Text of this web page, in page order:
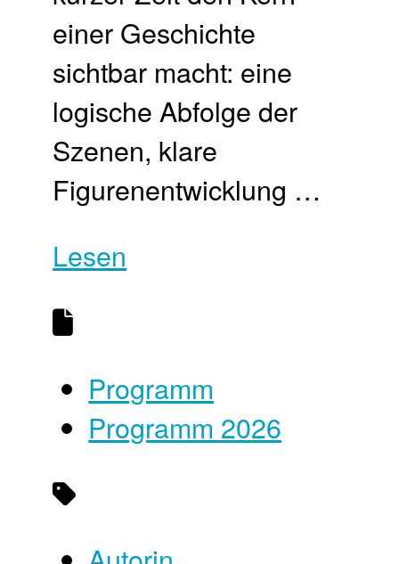
einer Geschichte
sichtbar macht: eine
logische Abfolge der
Szenen, klare
Figurenentwicklung …
Lesen
Programm
Programm 2026